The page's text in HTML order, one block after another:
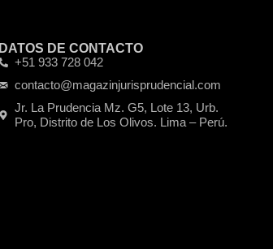
DATOS DE CONTACTO
+51 933 728 042
contacto@magazinjurisprudencial.com
Jr. La Prudencia Mz. G5, Lote 13, Urb.
Pro, Distrito de Los Olivos. Lima – Perú.